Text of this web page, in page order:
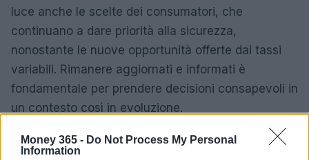
Money 365 - Do Not Process My Personal
Information
luce anche le scelte dei consumatori, che
continuano a dare priorità alla sicurezza,
nonostante le nuove opportunità offerte dai tassi
variabili. Rimanere aggiornati e informati è
fondamentale per prendere decisioni consapevoli in
un contesto così in evoluzione.